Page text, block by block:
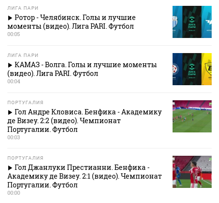
ЛИГА ПАРИ
Ротор - Челябинск. Голы и лучшие
моменты (видео). Лига PARI. Футбол
00:05
ЛИГА ПАРИ
КАМАЗ - Волга. Голы и лучшие моменты
(видео). Лига PARI. Футбол
00:04
ПОРТУГАЛИЯ
Гол Андре Кловиса. Бенфика - Академику
де Визеу. 2:2 (видео). Чемпионат
Португалии. Футбол
00:03
ПОРТУГАЛИЯ
Гол Джанлуки Престианни. Бенфика -
Академику де Визеу. 2:1 (видео). Чемпионат
Португалии. Футбол
00:00